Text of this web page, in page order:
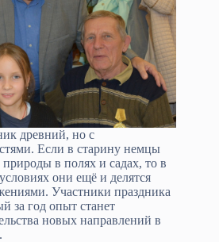
древний, но с
Если в старину немцы
в полях и садах, то в
они ещё и делятся
Участники праздника
за год опыт станет
новых направлений в